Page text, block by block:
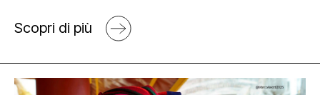
Scopri di più